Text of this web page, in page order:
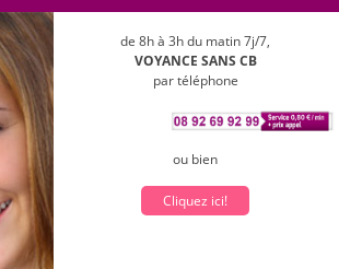
de 8h à 3h du matin 7j/7,
VOYANCE SANS CB
par téléphone
ou bien
Cliquez ici!